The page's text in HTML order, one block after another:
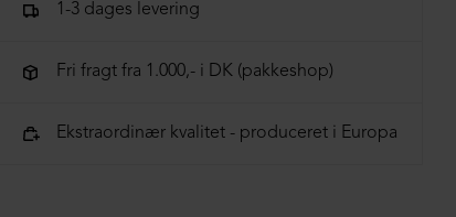
1-3 dages levering
Fri fragt fra 1.000,- i DK (pakkeshop)
Ekstraordinær kvalitet - produceret i Europa